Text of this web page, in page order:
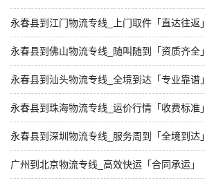
永春县到江门物流专线_上门取件「直达往返」
永春县到佛山物流专线_随叫随到「资质齐全」
永春县到汕头物流专线_全境到达「专业靠谱」
永春县到珠海物流专线_运价行情「收费标准」
永春县到深圳物流专线_服务周到「全境到达」
广州到北京物流专线_高效快运「合同承运」